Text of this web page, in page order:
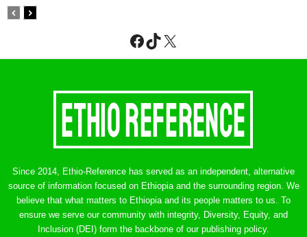
Facebook
TikTok
X
Since 2014, Ethio-Reference has served as an independent, alternative
source of information focused on Ethiopia and the surrounding region. We
believe that what matters to Ethiopia and its people matters to us. To
ensure we serve our community with integrity, Diversity, Equity, and
Inclusion (DEI) form the backbone of our publishing policy.